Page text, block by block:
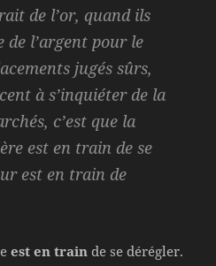
de l’or, quand ils
de l’argent pour le
jugés sûrs,
à s’inquiéter de la
c’est que la
est en train de se
est en train de
est en train de se dérégler.